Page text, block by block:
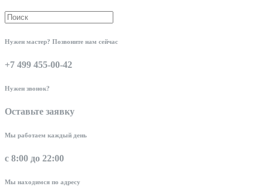
Нужен мастер? Позвоните нам сейчас
+7 499 455-00-42
Нужен звонок?
Оставьте заявку
Мы работаем каждый день
с 8:00 до 22:00
Мы находимся по адресу